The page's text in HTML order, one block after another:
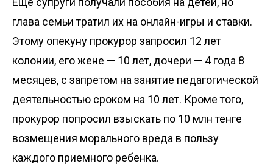
глава семьи тратил их на онлайн-игры и ставки.
Этому опекуну прокурор запросил 12 лет
колонии, его жене — 10 лет, дочери — 4 года 8
месяцев, с запретом на занятие педагогической
деятельностью сроком на 10 лет. Кроме того,
прокурор попросил взыскать по 10 млн тенге
возмещения морального вреда в пользу
каждого приемного ребенка.